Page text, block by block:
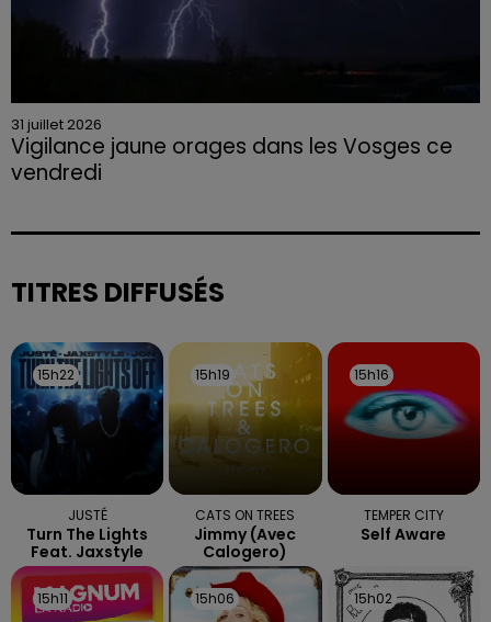
31 juillet 2026
Vigilance jaune orages dans les Vosges ce
vendredi
sont attendues en deuxième partie d'après-midi,
TITRES DIFFUSÉS
15h22
15h22
JUSTÉ
Turn The Lights
Feat. Jaxstyle
15h19
15h19
CATS ON TREES
Jimmy (avec
Calogero)
15h16
15h16
TEMPER CITY
Self Aware
15h11
15h11 15h06
15h06 15h02
15h02